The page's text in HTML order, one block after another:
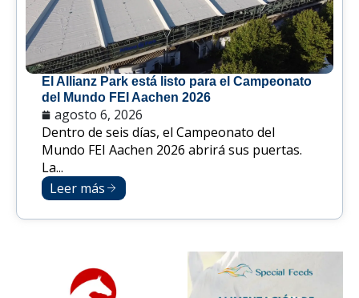
El Allianz Park está listo para el Campeonato
del Mundo FEI Aachen 2026
agosto 6, 2026
Dentro de seis días, el Campeonato del
Mundo FEI Aachen 2026 abrirá sus puertas.
La...
Leer más